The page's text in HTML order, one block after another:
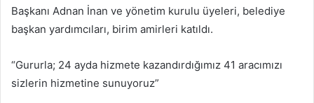
Başkanı Adnan İnan ve yönetim kurulu üyeleri, belediye
başkan yardımcıları, birim amirleri katıldı.
“Gururla; 24 ayda hizmete kazandırdığımız 41 aracımızı
sizlerin hizmetine sunuyoruz”